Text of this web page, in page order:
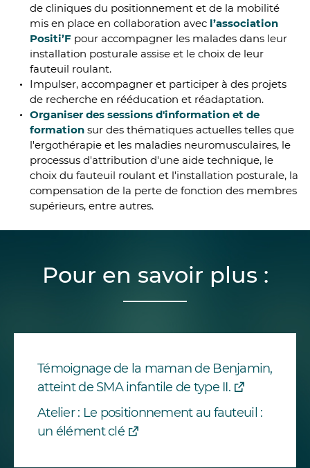
de cliniques du positionnement et de la mobilité
mis en place en collaboration avec l’association
Positi’F pour accompagner les malades dans leur
installation posturale assise et le choix de leur
fauteuil roulant.
Impulser, accompagner et participer à des projets
de recherche en rééducation et réadaptation.
Organiser des sessions d'information et de
formation sur des thématiques actuelles telles que
l'ergothérapie et les maladies neuromusculaires, le
processus d'attribution d'une aide technique, le
choix du fauteuil roulant et l'installation posturale, la
compensation de la perte de fonction des membres
supérieurs, entre autres.
Pour en savoir plus :
Témoignage de la maman de Benjamin,
atteint de SMA infantile de type II.
Atelier : Le positionnement au fauteuil :
un élément clé